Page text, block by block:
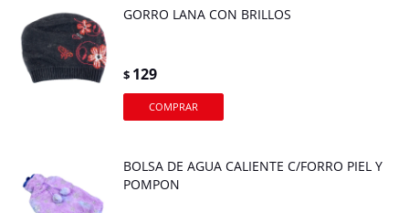
GORRO LANA CON BRILLOS
$ 129
BOLSA DE AGUA CALIENTE C/FORRO PIEL Y
POMPON